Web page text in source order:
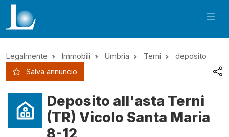
Legalmente Immobili Umbria Terni
deposito
Salva annuncio
Deposito all'asta Terni
(TR) Vicolo Santa Maria